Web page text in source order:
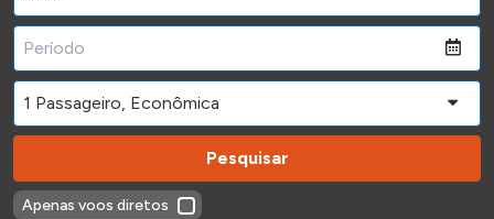
Pesquisar
Apenas voos diretos